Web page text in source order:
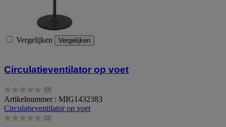
Vergelijken Vergelijken
Circulatieventilator op voet
(0)
0.0
van
de
5
Artikelnummer : MIG1432383
Circulatieventilator op voet
(0)
0.0